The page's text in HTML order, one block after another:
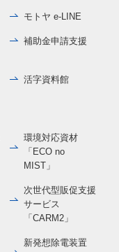
モトヤ e-LINE
補助金申請支援
活字資料館
環境対応資材
「ECO no
MIST」
次世代型販促支援
サービス
「CARM2」
新発想除電装置